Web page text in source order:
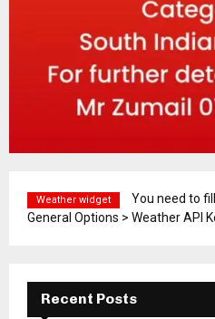
Weather widget
You need to
General Options > Weather API
Recent Posts